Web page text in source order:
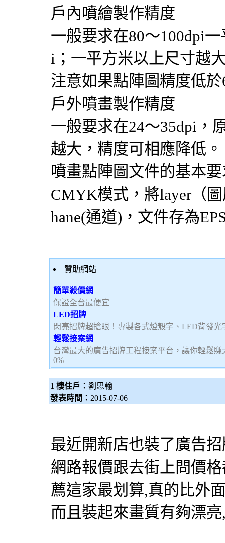
戶內噴繪製作精度
一般要求在80～100dpi
i；一平方米以上尺寸越
注意如果點陣圖精度低
戶外噴畫製作精度
一般要求在24～35dpi，
越大，精度可相應降低。
噴畫點陣圖文件的基本
CMYK模式，將layer（
hane(通道)，文件存為
贊助網站
簡單殺價網
保證全台最便宜
LED招牌
閃亮招牌超搶眼！專製各式燈殼字、LED背發
輕鬆接案網
台灣最大的廣告招牌工程接案平台，讓你輕鬆
0%
1 樓住戶： 劉思翰
發表時間： 2015-07-06
最近開新店也裝了廣告
網路報價跟去街上問價
薦這家最划算,真的比外
而且裝起來畫質有夠漂